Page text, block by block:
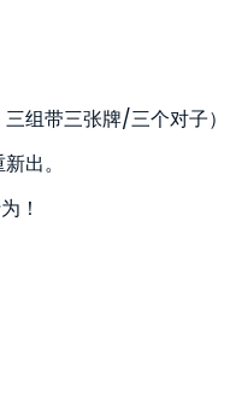
组带三张牌/三个对子）
出。
！